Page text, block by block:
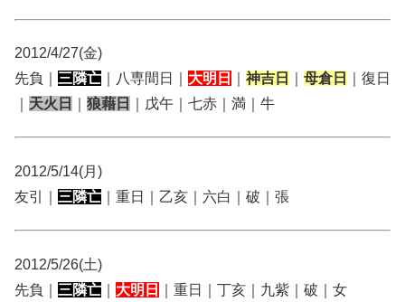
2012/4/27(金)
先負｜ 三隣亡 ｜八専間日｜ 大明日 神吉日 母倉日
｜復日
天火日 狼藉日 ｜戊午｜七赤｜満｜牛
2012/5/14(月)
友引｜ 三隣亡 ｜重日｜乙亥｜六白｜破｜張
2012/5/26(土)
先負｜ 三隣亡 大明日 ｜重日｜丁亥｜九紫｜破｜女